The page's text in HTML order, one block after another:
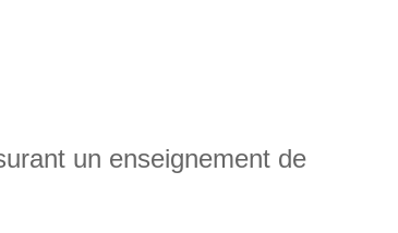
un enseignement de